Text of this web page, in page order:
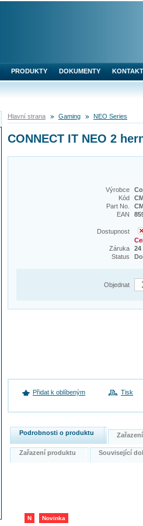
Hlavní strana Gaming NEO Series
CONNECT IT NEO 2
Výrobce
Kód
Part No.
EAN
Dostupnost
Záruka
24
Status
Objednat
Přidat k oblíbeným Tisk
Podrobnosti o produktu
Zařazení produktu Související
N Novinka
PRODUKTY DOKUMENTY KONTAKT